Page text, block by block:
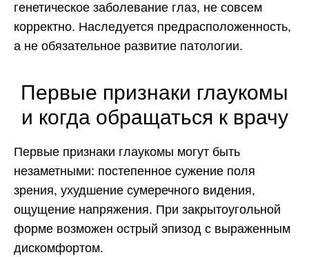
генетическое заболевание глаз, не совсем
корректно. Наследуется предрасположенность,
а не обязательное развитие патологии.
Первые признаки глаукомы
и когда обращаться к врачу
Первые признаки глаукомы могут быть
незаметными: постепенное сужение поля
зрения, ухудшение сумеречного видения,
ощущение напряжения. При закрытоугольной
форме возможен острый эпизод с выраженным
дискомфортом.